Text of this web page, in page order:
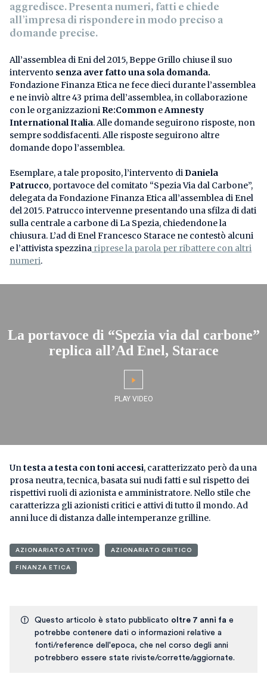
aggredisce.Presenta numeri, fatti e chiede
all’impresa di rispondere in modo preciso a
domande precise.
All’assemblea di Eni del 2015, Beppe Grillo chiuse il suo
intervento senza aver fatto una sola domanda.
Fondazione Finanza Etica ne fece dieci durante l’assemblea
e ne inviò altre 43 prima dell’assemblea, in collaborazione
con le organizzazioni Re:Common eAmnesty
International Italia. Alle domande seguirono risposte, non
sempre soddisfacenti. Alle risposte seguirono altre
domande dopo l’assemblea.
Esemplare, a tale proposito, l’intervento diDaniela
Patrucco, portavoce del comitato “Spezia Via dal Carbone”,
delegata da Fondazione Finanza Etica all’assemblea di Enel
del 2015. Patrucco intervenne presentando una sfilza di dati
sulla centrale a carbone di La Spezia, chiedendone la
chiusura. L’ad di Enel Francesco Starace ne contestò alcuni
e l’attivista spezzina riprese la parola per ribattere con altri
numeri.
La portavoce di “Spezia via dal carbone”
replica all’Ad Enel, Starace
Untesta a testa con toni accesi, caratterizzato però da una
prosa neutra, tecnica, basata sui nudi fatti e sul rispetto dei
rispettivi ruoli di azionista e amministratore. Nello stile che
caratterizza gli azionisti critici e attivi di tutto il mondo. Ad
anni luce di distanza dalle intemperanze grilline.
AZIONARIATO ATTIVO AZIONARIATO CRITICO
FINANZA ETICA
Questo articolo è stato pubblicato oltre 7 anni fa e
potrebbe contenere dati o informazioni relative a
fonti/reference dell'epoca, che nel corso degli anni
potrebbero essere state riviste/corrette/aggiornate.